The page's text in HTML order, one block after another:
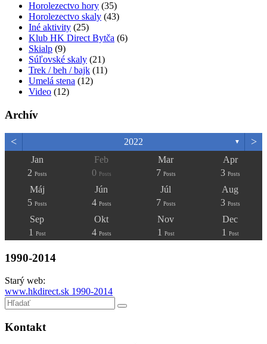
Horolezectvo hory (35)
Horolezectvo skaly (43)
Iné aktivity (25)
Klub HK Direct Bytča (6)
Skialp (9)
Súľovské skaly (21)
Trek / beh / bajk (11)
Umelá stena (12)
Video (12)
Archív
< 2022 ▼ >
Jan
2 Posts
Feb
0
Posts
Mar
7 Posts
Apr
3 Posts
Máj
5 Posts
Jún
4 Posts
Júl
7 Posts
Aug
3 Posts
Sep
1
Post
Okt
4 Posts
Nov
1
Post
Dec
1
Post
1990-2014
Starý web:
www.hkdirect.sk 1990-2014
Kontakt